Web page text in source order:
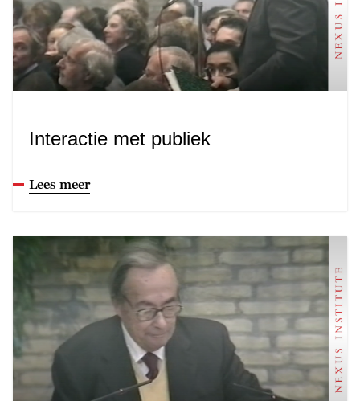
Interactie met publiek
Lees meer